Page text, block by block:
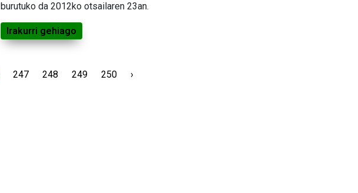
burutuko da 2012ko otsailaren 23an.
Irakurri gehiago
247 248 249 250 ›